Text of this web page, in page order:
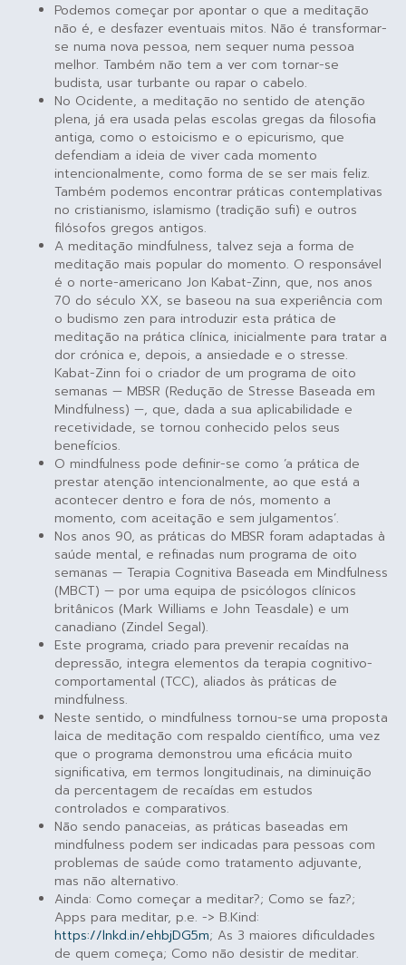
Podemos começar por apontar o que a meditação
não é, e desfazer eventuais mitos. Não é transformar-
se numa nova pessoa, nem sequer numa pessoa
melhor. Também não tem a ver com tornar-se
budista, usar turbante ou rapar o cabelo.
No Ocidente, a meditação no sentido de atenção
plena, já era usada pelas escolas gregas da filosofia
antiga, como o estoicismo e o epicurismo, que
defendiam a ideia de viver cada momento
intencionalmente, como forma de se ser mais feliz.
Também podemos encontrar práticas contemplativas
no cristianismo, islamismo (tradição sufi) e outros
filósofos gregos antigos.
A meditação mindfulness, talvez seja a forma de
meditação mais popular do momento. O responsável
é o norte-americano Jon Kabat-Zinn, que, nos anos
70 do século XX, se baseou na sua experiência com
o budismo zen para introduzir esta prática de
meditação na prática clínica, inicialmente para tratar a
dor crónica e, depois, a ansiedade e o stresse.
Kabat-Zinn foi o criador de um programa de oito
semanas — MBSR (Redução de Stresse Baseada em
Mindfulness) —, que, dada a sua aplicabilidade e
recetividade, se tornou conhecido pelos seus
benefícios.
O mindfulness pode definir-se como ‘a prática de
prestar atenção intencionalmente, ao que está a
acontecer dentro e fora de nós, momento a
momento, com aceitação e sem julgamentos’.
Nos anos 90, as práticas do MBSR foram adaptadas à
saúde mental, e refinadas num programa de oito
semanas — Terapia Cognitiva Baseada em Mindfulness
(MBCT) — por uma equipa de psicólogos clínicos
britânicos (Mark Williams e John Teasdale) e um
canadiano (Zindel Segal).
Este programa, criado para prevenir recaídas na
depressão, integra elementos da terapia cognitivo-
comportamental (TCC), aliados às práticas de
mindfulness.
Neste sentido, o mindfulness tornou-se uma proposta
laica de meditação com respaldo científico, uma vez
que o programa demonstrou uma eficácia muito
significativa, em termos longitudinais, na diminuição
da percentagem de recaídas em estudos
controlados e comparativos.
Não sendo panaceias, as práticas baseadas em
mindfulness podem ser indicadas para pessoas com
problemas de saúde como tratamento adjuvante,
mas não alternativo.
Ainda: Como começar a meditar?; Como se faz?;
Apps para meditar, p.e. -> B.Kind:
https://lnkd.in/ehbjDG5m; As 3 maiores dificuldades
de quem começa; Como não desistir de meditar.